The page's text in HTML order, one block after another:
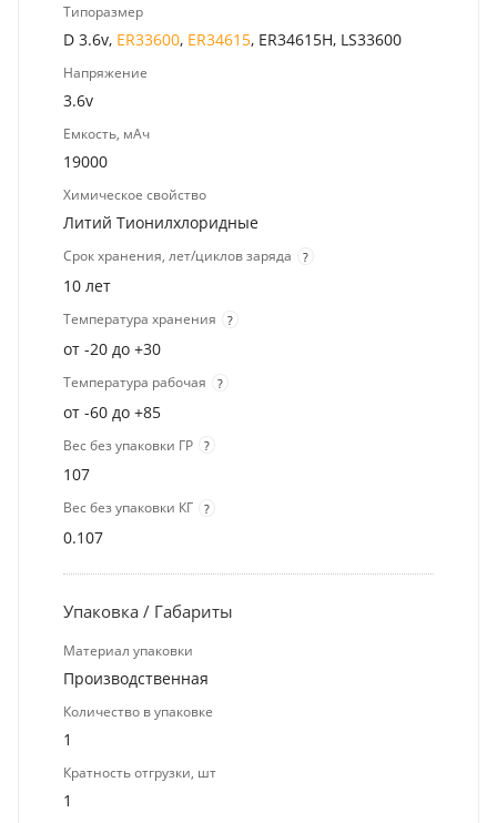
Типоразмер
D 3.6v, ER33600, ER34615, ER34615H, LS33600
Напряжение
3.6v
Емкость, мАч
19000
Химическое свойство
Литий Тионилхлоридные
Срок хранения, лет/циклов заряда ?
10 лет
Температура хранения ?
от -20 до +30
Температура рабочая ?
от -60 до +85
Вес без упаковки ГР ?
107
Вес без упаковки КГ ?
0.107
Упаковка / Габариты
Материал упаковки
Производственная
Количество в упаковке
1
Кратность отгрузки, шт
1